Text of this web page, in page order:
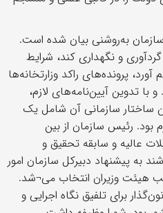
به‌روشنی بیان شده است.
و نگهداری کند، شرایط
پرونده‌های راکد وزارتخانه‌ها
با تدوین آیین‌نامه‌های لازم،
ساختار سازمانی آن شامل یک
بود. رئیس سازمان از بین
عالیه و سابقه تحقیق و
به پیشنهاد دبیرکل سازمان امور
هیئت وزیران انتخاب می¬شد.
برای تلفیق نگاه اجرایی و